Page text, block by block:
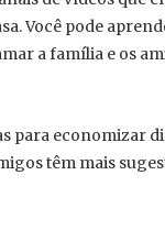
Você pode
a família e os
para economizar
têm mais